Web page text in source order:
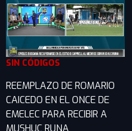
SIN CÓDIGOS
REEMPLAZO DE ROMARIO
CAICEDO EN EL ONCE DE
EMELEC PARA RECIBIR A
MUSHUC RUNA